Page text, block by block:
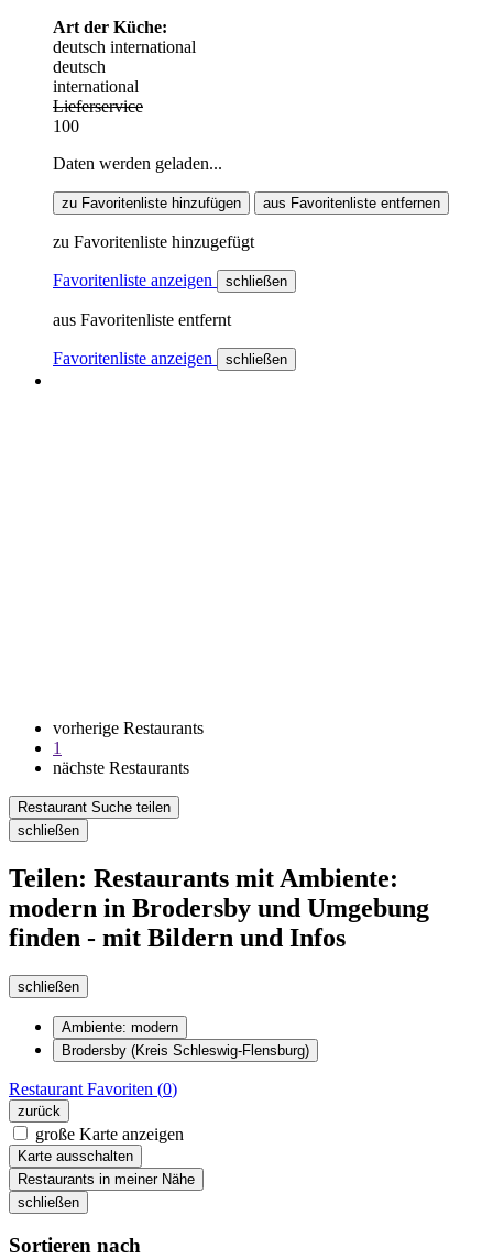
Art der Küche:
deutsch international
deutsch
international
Lieferservice
100
Daten werden geladen...
zu Favoritenliste hinzufügen aus Favoritenliste entfernen
zu Favoritenliste hinzugefügt
Favoritenliste anzeigen schließen
aus Favoritenliste entfernt
Favoritenliste anzeigen schließen
vorherige Restaurants
1
nächste Restaurants
Restaurant Suche teilen
schließen
Teilen: Restaurants mit Ambiente:
modern in Brodersby und Umgebung
finden - mit Bildern und Infos
schließen
Ambiente: modern
Brodersby (Kreis Schleswig-Flensburg)
Restaurant Favoriten (0)
zurück
große Karte anzeigen
Karte ausschalten
Restaurants in meiner Nähe
schließen
Sortieren nach